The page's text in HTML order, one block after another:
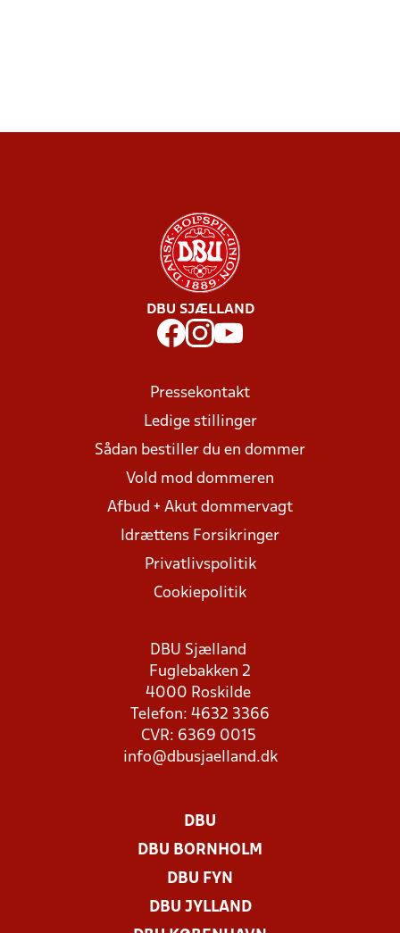
DBU SJÆLLAND
Pressekontakt
Ledige stillinger
Sådan bestiller du en dommer
Vold mod dommeren
Afbud + Akut dommervagt
Idrættens Forsikringer
Privatlivspolitik
Cookiepolitik
DBU Sjælland
Fuglebakken 2
4000 Roskilde
Telefon: 4632 3366
CVR: 6369 0015
info@dbusjaelland.dk
DBU
DBU BORNHOLM
DBU FYN
DBU JYLLAND